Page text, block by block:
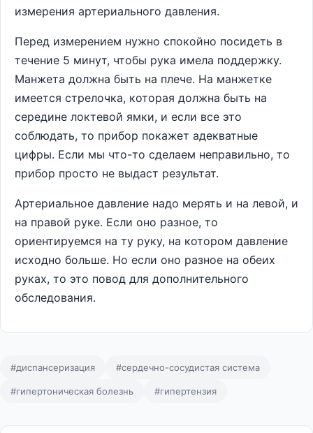
измерения артериального давления.
Перед измерением нужно спокойно посидеть в
течение 5 минут, чтобы рука имела поддержку.
Манжета должна быть на плече. На манжетке
имеется стрелочка, которая должна быть на
середине локтевой ямки, и если все это
соблюдать, то прибор покажет адекватные
цифры. Если мы что-то сделаем неправильно, то
прибор просто не выдаст результат.
Артериальное давление надо мерять и на левой, и
на правой руке. Если оно разное, то
ориентируемся на ту руку, на котором давление
исходно больше. Но если оно разное на обеих
руках, то это повод для дополнительного
обследования.
#диспансеризация #сердечно-сосудистая система
#гипертоническая болезнь #гипертензия